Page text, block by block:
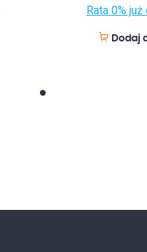
Rata 0% już
Dodaj